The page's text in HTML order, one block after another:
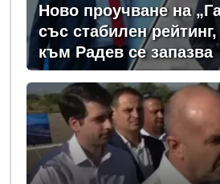
Ново проучване на
със стабилен
към Радев се запазва